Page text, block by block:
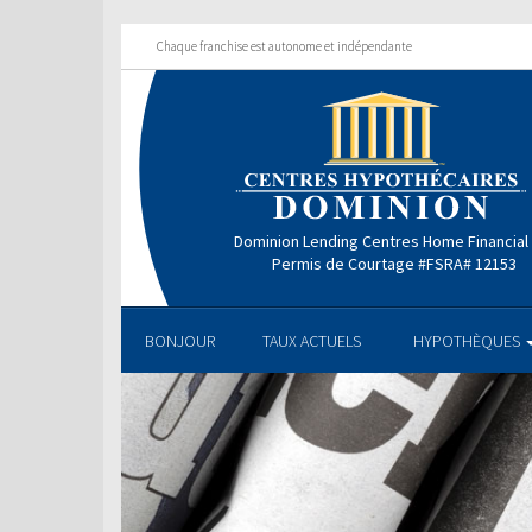
Chaque franchise est autonome et indépendante
Dominion Lending Centres Home Financial
Permis de Courtage #FSRA# 12153
BONJOUR TAUX ACTUELS HYPOTHÈQUES